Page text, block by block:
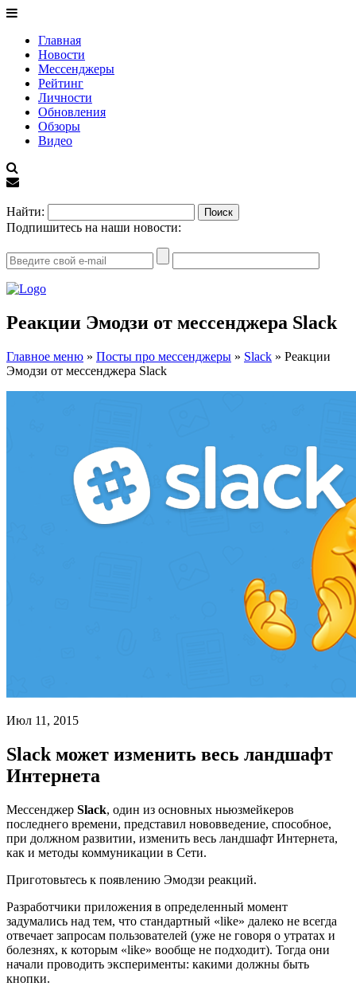
Главная
Новости
Мессенджеры
Рейтинг
Личности
Обновления
Обзоры
Видео
Найти:
Подпишитесь на наши новости:
Реакции Эмодзи от мессенджера Slack
Главное меню » Посты про мессенджеры » Slack » Реакции
Эмодзи от мессенджера Slack
Июл 11, 2015
Slack может изменить весь ландшафт
Интернета
Мессенджер Slack, один из основных ньюзмейкеров
последнего времени, представил нововведение, способное,
при должном развитии, изменить весь ландшафт Интернета,
как и методы коммуникации в Сети.
Приготовьтесь к появлению Эмодзи реакций.
Разработчики приложения в определенный момент
задумались над тем, что стандартный «like» далеко не всегда
отвечает запросам пользователей (уже не говоря о утратах и
болезнях, к которым «like» вообще не подходит). Тогда они
начали проводить эксперименты: какими должны быть
кнопки.